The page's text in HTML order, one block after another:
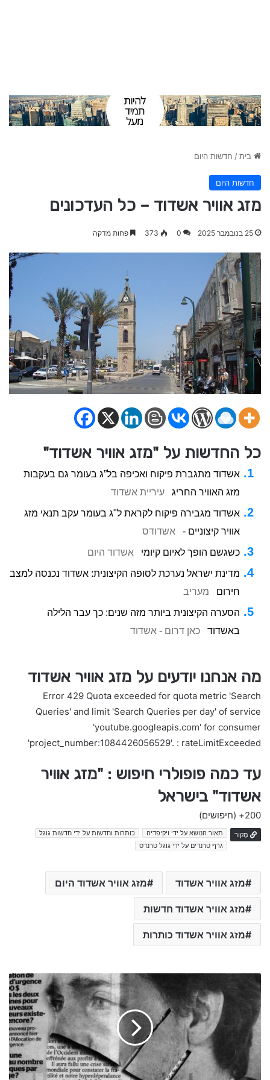
בית/ חדשות היום
חדשות היום
מזג אוויר אשדוד – כל העדכונים
25 בנובמבר 2025 0
373 פחות מדקה
כל החדשות על "מזג אוויר אשדוד"
אשדוד מתגברת פיקוח ואכיפה בל”ג בעומר גם בעקבות
מזג האוויר החריג
עיריית אשדוד
אשדוד מגבירה פיקוח לקראת ל"ג בעומר עקב תנאי מזג
אוויר קיצוניים -
אשדודס
כשגשם הופך לאיום קיומי אשדוד היום
מדינת ישראל נערכת לסופה הקיצונית: אשדוד נכנסה למצב
חירום
מעריב
הסערה הקיצונית ביותר מזה שנים: כך עבר הלילה
באשדוד
כאן דרום - אשדוד
מה אנחנו יודעים על מזג אוויר אשדוד
Error 429 Quota exceeded for quota metric 'Search
Queries' and limit 'Search Queries per day' of service
'youtube.googleapis.com' for consumer
'project_number:1084426056529'. : rateLimitExceeded
עד כמה פופולרי חיפוש : "מזג אוויר
אשדוד" בישראל
200+ (חיפושים)
מָקוֹר תאור הנושא על ידי ויקיפדיה
כותרות וחדשות על ידי חדשות גוגל
גרף טרנדים על ידי גוגל טרנדס
מזג אוויר אשדוד מזג אוויר אשדוד היום
מזג אוויר אשדוד חדשות
מזג אוויר אשדוד כותרות
ב
ז
ק
ש